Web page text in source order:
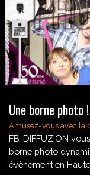
Une borne photo !
Amusez-vous avec la
FB-DIFFUZION
borne photo
évènement en